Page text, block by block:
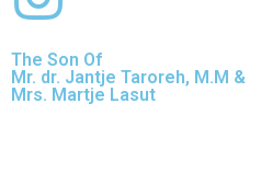
The Son Of
Mr. dr. Jantje Taroreh, M.M &
Mrs. Martje Lasut